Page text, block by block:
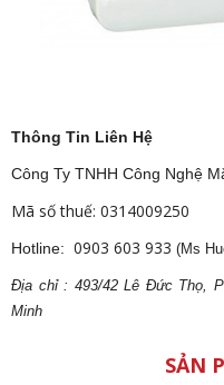
Thông Tin Liên Hệ
Công Ty TNHH Công Nghệ
Mã số thuế: 0314009250
Hotline: 0903 603 933 (Ms
Địa chỉ : 493/42 Lê Đức Thọ,
Minh
SẢN